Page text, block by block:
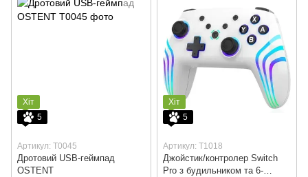
Хіт
5
Артикул: T0045
Дротовий USB-геймпад
OSTENT
Хіт
5
Артикул: T1018
Джойстик/контролер Switch
Pro з будильником та 6-